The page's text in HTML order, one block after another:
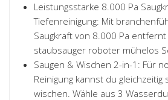
Leistungsstarke 8.000 Pa
Tiefenreinigung: Mit
Saugkraft von 8.000 Pa
staubsauger roboter mühelos
Saugen & Wischen 2-in-1: Für
Reinigung kannst du gleichzeitig
wischen. Wähle aus 3